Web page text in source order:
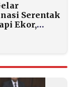
Serentak
Ekor,